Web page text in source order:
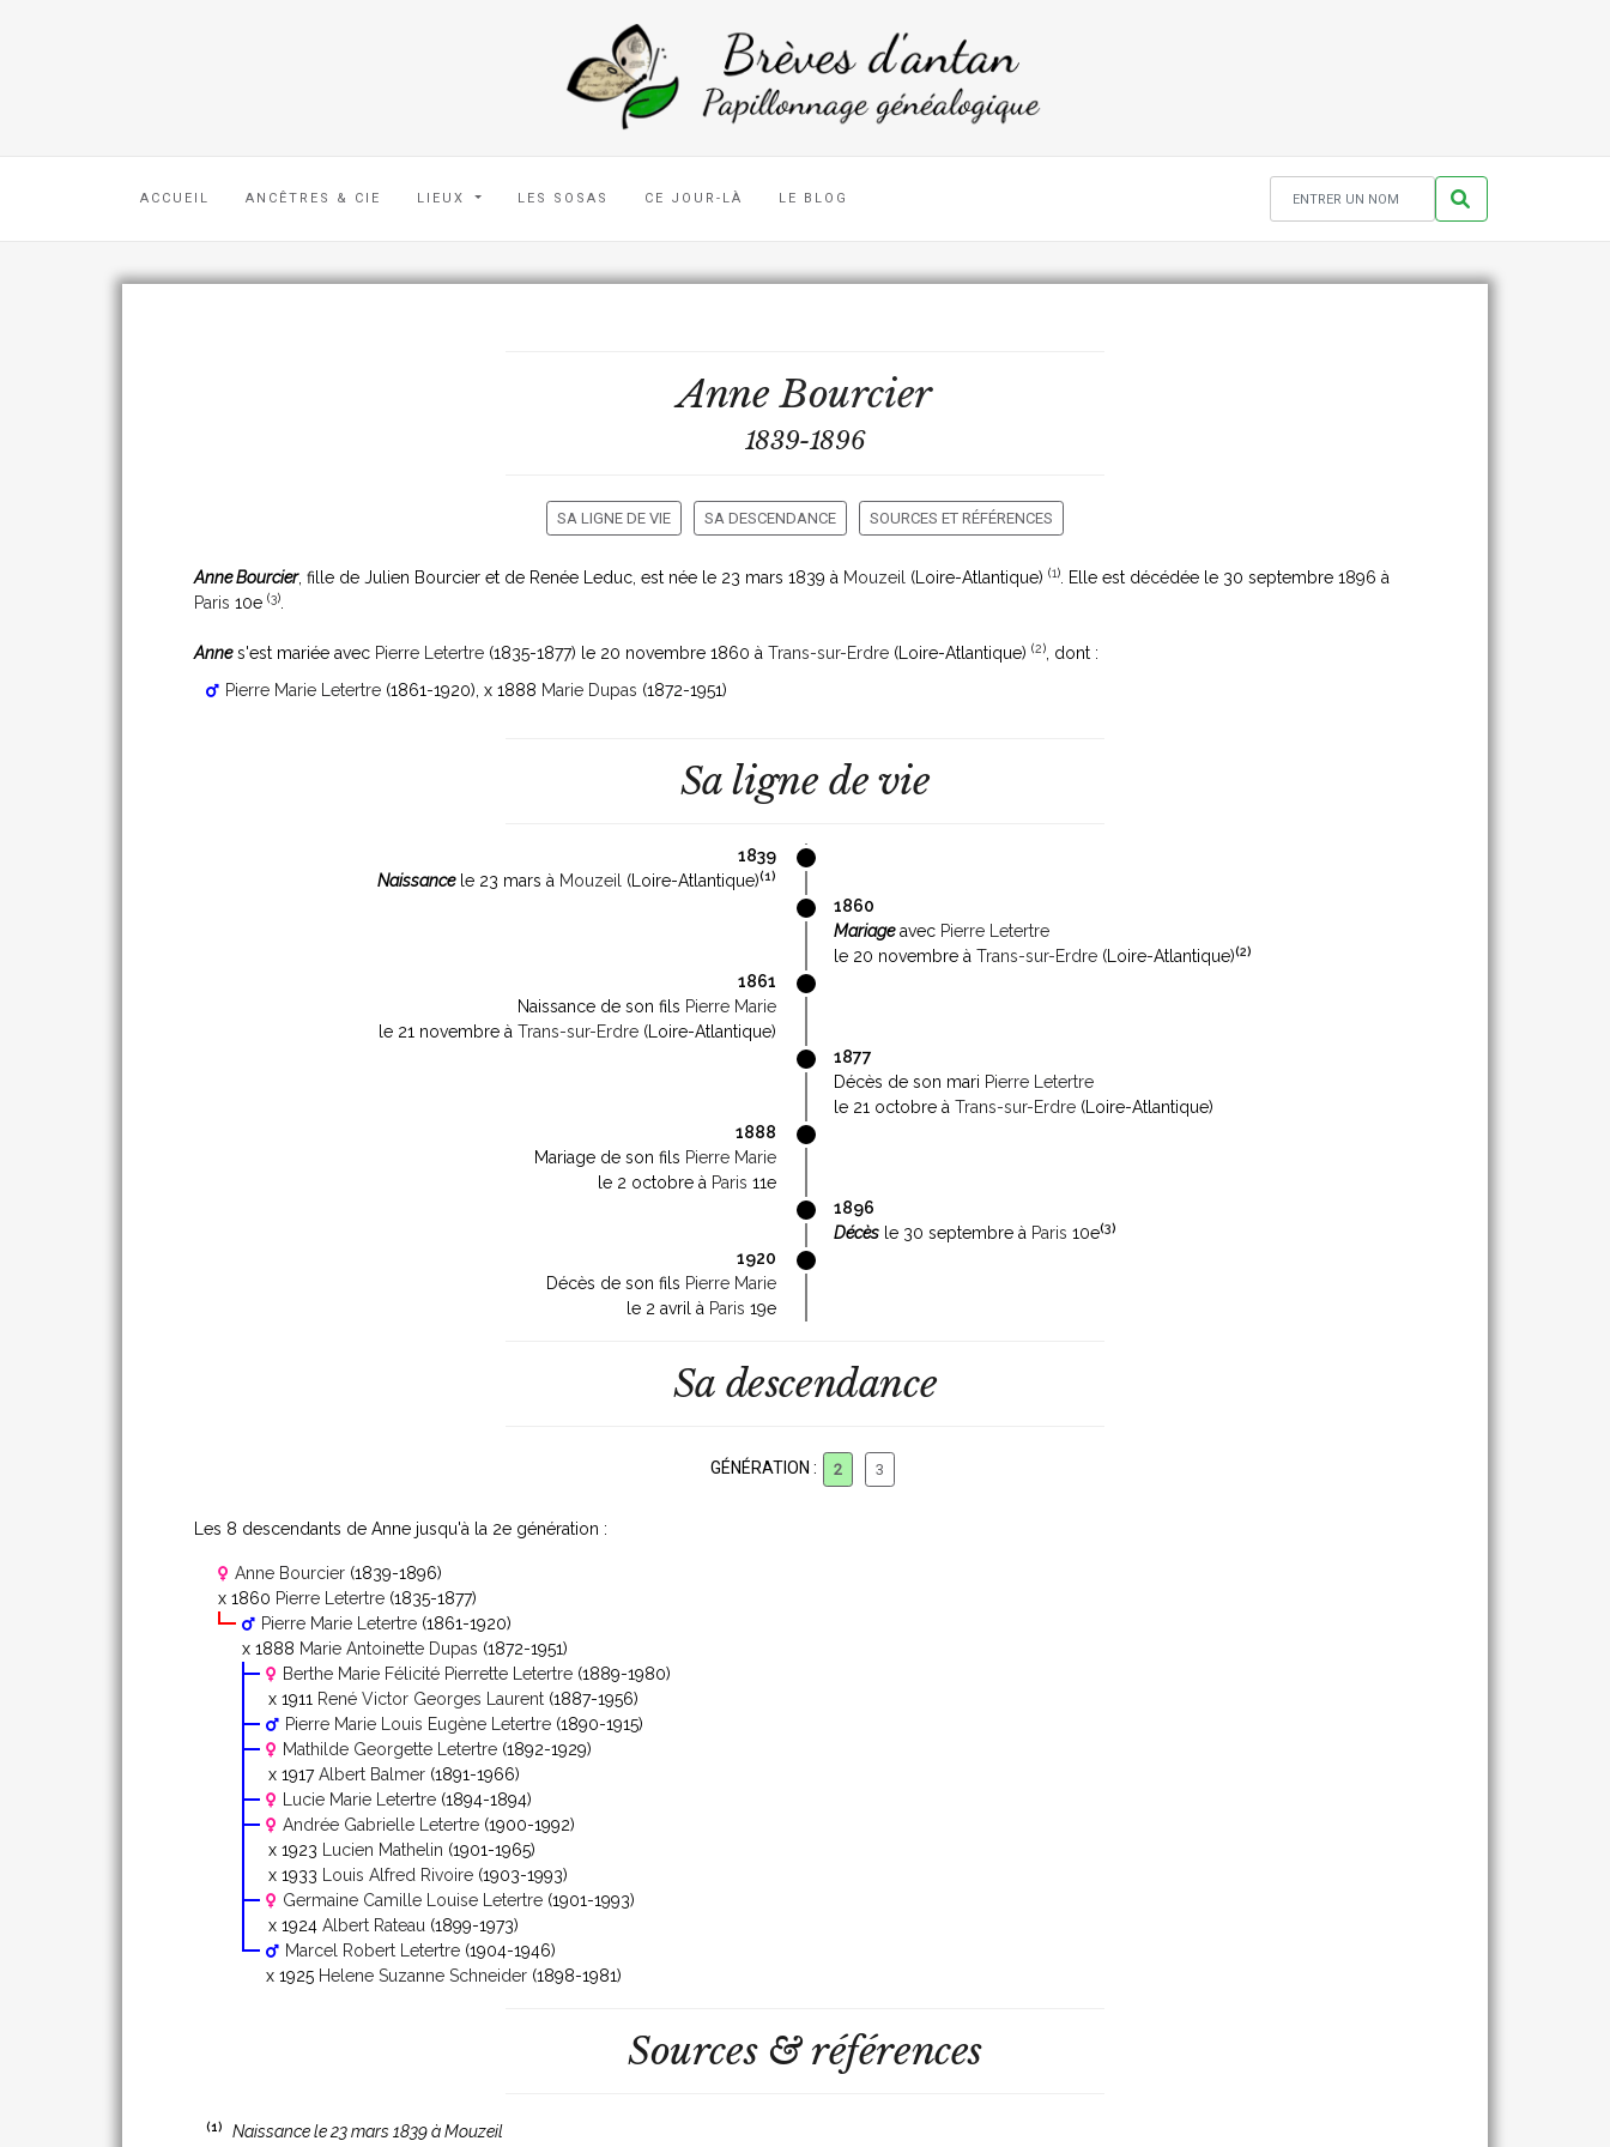
ACCUEIL ANCÊTRES & CIE LIEUX LES SOSAS CE JOUR-LÀ LE BLOG
AnneBourcier
1839-1896
SA LIGNE DE VIE SA DESCENDANCE SOURCES ET RÉFÉRENCES
Anne Bourcier, fille de Julien Bourcier et de Renée Leduc, est née le 23 mars 1839 à Mouzeil (Loire-Atlantique) (1)
. Elle est décédée le 30 septembre 1896 à
Paris 10e (3)
Annes'est mariée avec Pierre Letertre (1835-1877) le 20 novembre 1860 à Trans-sur-Erdre (Loire-Atlantique) (2)
, dont :
Pierre Marie Letertre (1861-1920) , x 1888 Marie Dupas (1872-1951)
Sa ligne de vie
1839
Naissancele 23 mars à Mouzeil (Loire-Atlantique)(1)
1860
Mariageavec Pierre Letertre
le 20 novembre à Trans-sur-Erdre (Loire-Atlantique)(2)
1861
Naissance de son fils Pierre Marie
le 21 novembre à Trans-sur-Erdre (Loire-Atlantique)
1877
Décès de son mari Pierre Letertre
le 21 octobre à Trans-sur-Erdre (Loire-Atlantique)
1888
Mariage de son fils Pierre Marie
le 2 octobre à Paris 11e
1896
Décès le 30 septembre à Paris 10e(3)
1920
Décès de son fils Pierre Marie
le 2 avril à Paris 19e
Sa descendance
GÉNÉRATION : 2 3
Les 8 descendants de Anne jusqu'à la 2e génération :
Anne Bourcier (1839-1896)
x 1860 Pierre Letertre (1835-1877)
Pierre Marie Letertre (1861-1920)
x 1888 Marie Antoinette Dupas (1872-1951)
Berthe Marie Félicité Pierrette Letertre (1889-1980)
x 1911 René Victor Georges Laurent (1887-1956)
Pierre Marie Louis Eugène Letertre (1890-1915)
Mathilde Georgette Letertre (1892-1929)
x 1917Albert Balmer (1891-1966)
Lucie Marie Letertre (1894-1894)
Andrée Gabrielle Letertre (1900-1992)
x 1923
Lucien Mathelin (1901-1965)
x 1933
Louis Alfred Rivoire (1903-1993)
Germaine Camille Louise Letertre (1901-1993)
x 1924 Albert Rateau (1899-1973)
Marcel Robert Letertre (1904-1946)
x 1925 Helene Suzanne Schneider (1898-1981)
Sources & références
(1) Naissance le 23 mars 1839 à Mouzeil